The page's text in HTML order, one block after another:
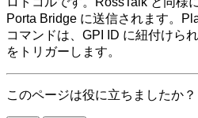
Porta Bridge に送信されます。
コマンドは、GPI ID に紐付けら
をトリガーします。
このページは役に立ちましたか？